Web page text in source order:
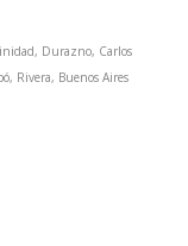
Durazno, Carlos
Rivera, Buenos Aires